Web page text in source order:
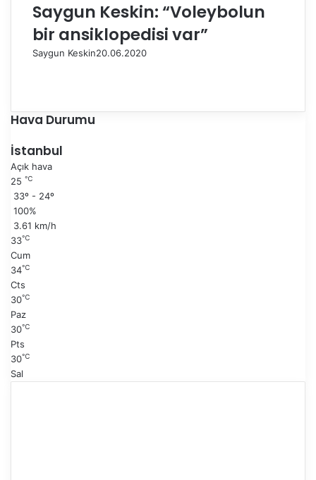
Saygun Keskin: “Voleybolun
bir ansiklopedisi var”
Saygun Keskin20.06.2020
e
k
s
a
a
n
k
i
y
f
Hava Durumu
İstanbul
Açık hava
25 ℃
33º - 24º
100%
3.61 km/h
33℃
Cum
34℃
Cts
30℃
Paz
30℃
Pts
30℃
Sal